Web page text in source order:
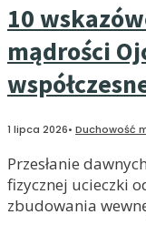
10
mądrości
1 lipca 2026• Duchowość
Przesłanie
fizycznej ucieczki
zbudowania